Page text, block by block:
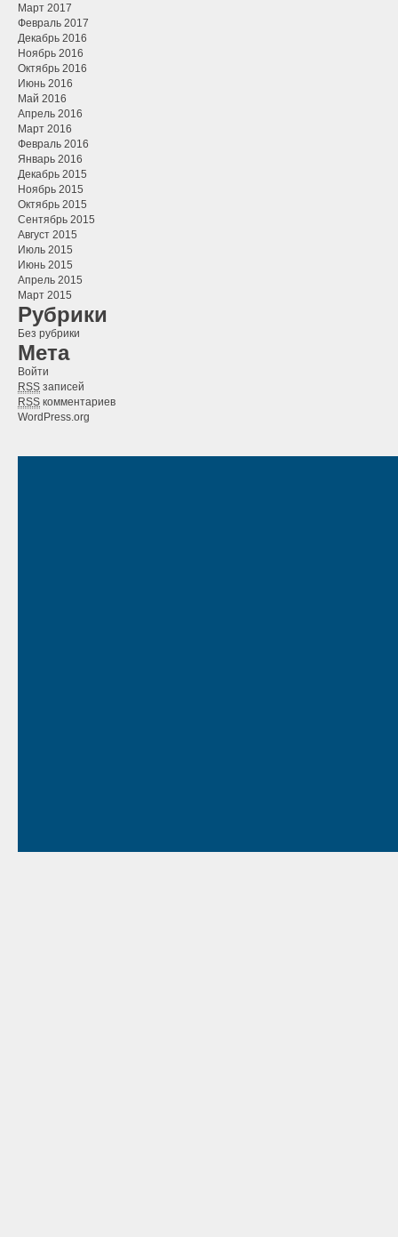
Март 2017
Февраль 2017
Декабрь 2016
Ноябрь 2016
Октябрь 2016
Июнь 2016
Май 2016
Апрель 2016
Март 2016
Февраль 2016
Январь 2016
Декабрь 2015
Ноябрь 2015
Октябрь 2015
Сентябрь 2015
Август 2015
Июль 2015
Июнь 2015
Апрель 2015
Март 2015
Рубрики
Без рубрики
Мета
Войти
RSS записей
RSS комментариев
WordPress.org